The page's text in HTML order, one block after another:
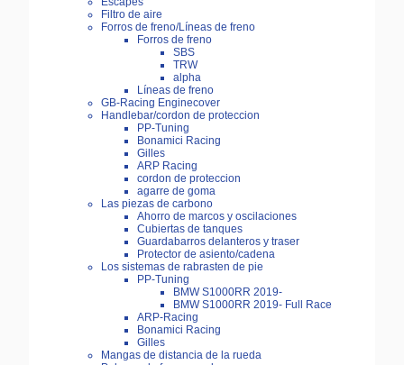
Filtro de aire
Forros de freno/Líneas de freno
Forros de freno
SBS
TRW
alpha
Líneas de freno
GB-Racing Enginecover
Handlebar/cordon de proteccion
PP-Tuning
Bonamici Racing
Gilles
ARP Racing
cordon de proteccion
agarre de goma
Las piezas de carbono
Ahorro de marcos y oscilaciones
Cubiertas de tanques
Guardabarros delanteros y traser
Protector de asiento/cadena
Los sistemas de rabrasten de pie
PP-Tuning
BMW S1000RR 2019-
BMW S1000RR 2019- Full Race
ARP-Racing
Bonamici Racing
Gilles
Mangas de distancia de la rueda